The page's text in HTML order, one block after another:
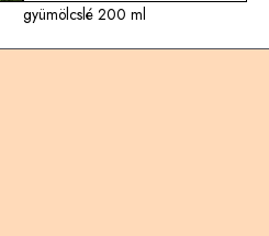
gyümölcslé 200 ml